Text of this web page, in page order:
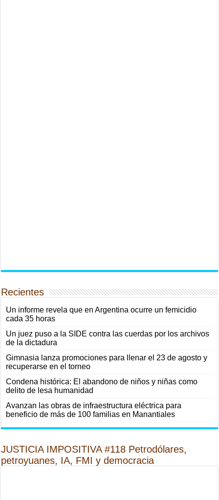
Recientes
Un informe revela que en Argentina ocurre un femicidio
cada 35 horas
Un juez puso a la SIDE contra las cuerdas por los archivos
de la dictadura
Gimnasia lanza promociones para llenar el 23 de agosto y
recuperarse en el torneo
Condena histórica: El abandono de niños y niñas como
delito de lesa humanidad
Avanzan las obras de infraestructura eléctrica para
beneficio de más de 100 familias en Manantiales
JUSTICIA IMPOSITIVA #118 Petrodólares,
petroyuanes, IA, FMI y democracia